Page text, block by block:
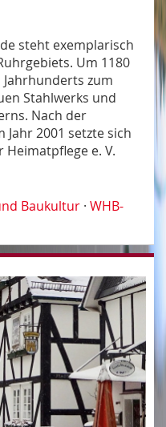
steht exemplarisch
Um 1180
zum
Stahlwerks und
Nach der
Jahr 2001 setzte sich
e. V.
Baukultur · WHB-